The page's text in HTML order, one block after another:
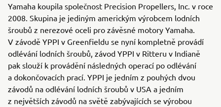
Yamaha koupila společnost Precision Propellers, Inc. v roce
2008. Skupina je jediným americkým výrobcem lodních
šroubů z nerezové oceli pro závěsné motory Yamaha.
V závodě YPPI v Greenfieldu se nyní kompletně provádí
odlévání lodních šroubů, závod YPPI v Ritteru v Indianě
pak slouží k provádění následných operací po odlévání
a dokončovacích prací. YPPI je jedním z pouhých dvou
závodů na odlévání lodních šroubů v USA a jedním
z největších závodů na světě zabývajících se výrobou